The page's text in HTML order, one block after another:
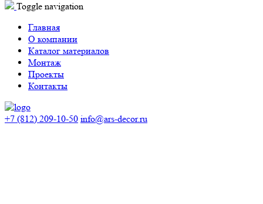
Toggle navigation
Главная
О компании
Каталог материалов
Монтаж
Проекты
Контакты
+7 (812) 209-10-50 info@ars-decor.ru